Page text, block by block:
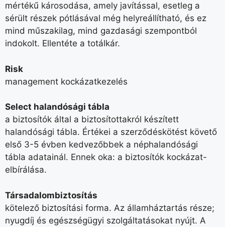
mértékű károsodása, amely javítással, esetleg a
sérült részek pótlásával még helyreállítható, és ez
mind műszakilag, mind gazdasági szempontból
indokolt. Ellentéte a totálkár.
Risk
management kockázatkezelés
Select halandósági tábla
a biztosítók által a biztosítottakról készített
halandósági tábla. Értékei a szerződéskötést követő
első 3-5 évben kedvezőbbek a néphalandósági
tábla adatainál. Ennek oka: a biztosítók kockázat-
elbírálása.
Társadalombiztosítás
kötelező biztosítási forma. Az államháztartás része;
nyugdíj és egészségügyi szolgáltatásokat nyújt. A